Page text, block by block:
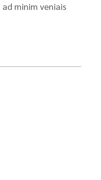
minim veniais